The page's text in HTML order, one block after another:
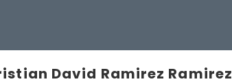
David Ramirez Ramirez